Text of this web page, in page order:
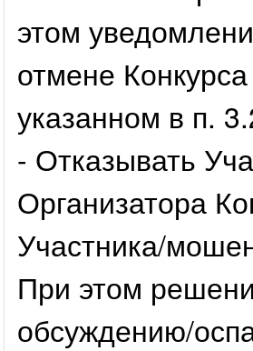
этом
отмене
указанном в п.
- Отказывать
Организатора
Участника/
При этом
обсуждению/